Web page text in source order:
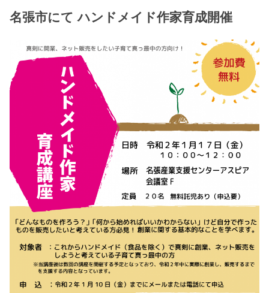
名張市にて ハンドメイド作家育成開催